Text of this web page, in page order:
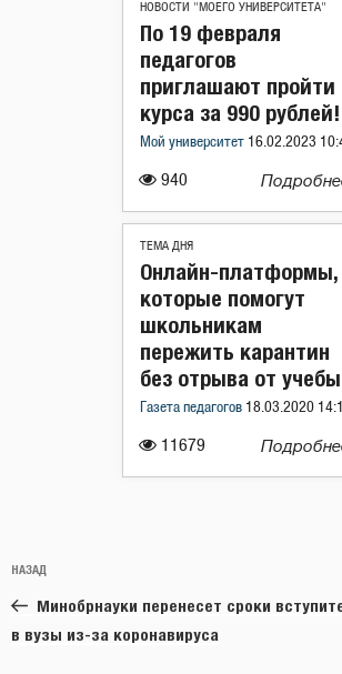
НОВОСТИ "МОЕГО УНИВЕРСИТЕТА"
940
По 19 февраля
педагогов
приглашают пройти
курса за 990 рублей!
Мой университет 16.02.2023
ТЕМА ДНЯ
11679
Онлайн-платформы,
которые помогут
школьникам
пережить карантин
без отрыва от учебы
Газета педагогов 18.03.2020
по
записям
Предыдущая
запись:
НАЗАД
Минобрнауки перенесет сроки
в вузы из-за коронавируса